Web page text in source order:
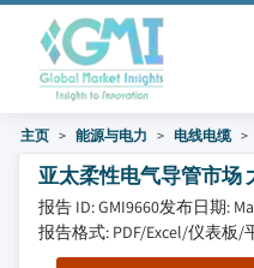
主页 能源与电力 电线电缆
亚太柔性电气导管市场
报告 ID: GMI9660发布日期:
报告格式: PDF/Excel/仪表板/